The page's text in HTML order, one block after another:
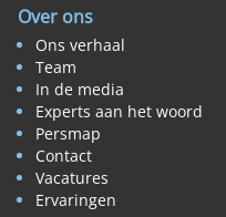
Over ons
Ons verhaal
Team
In de media
Experts aan het woord
Persmap
Contact
Vacatures
Ervaringen